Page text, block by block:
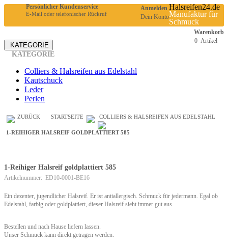
Persönlicher Kundenservice
E-Mail oder telefonischer Rückruf
Anmelden
Dein Konto
Halsreifen24.de
Manufaktur für
Schmuck
Warenkorb
0 Artikel
KATEGORIE
KATEGORIE
Colliers & Halsreifen aus Edelstahl
Kautschuck
Leder
Perlen
ZURÜCK STARTSEITE COLLIERS & HALSREIFEN AUS EDELSTAHL
1-REIHIGER HALSREIF GOLDPLATTIERT 585
1-Reihiger Halsreif goldplattiert 585
Artikelnummer: ED10-0001-BE16
Ein dezenter, jugendlicher Halsreif. Er ist antiallergisch. Schmuck für jedermann. Egal ob
Edelstahl, farbig oder goldplattiert, dieser Halsreif sieht immer gut aus.
Bestellen und nach Hause liefern lassen.
Unser Schmuck kann direkt getragen werden.